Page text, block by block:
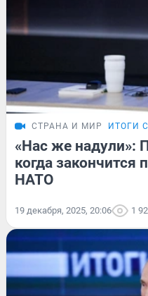
СТРАНА И МИР ИТОГИ
«Нас же надули»:
когда закончится
НАТО
19 декабря, 2025, 20:06 1